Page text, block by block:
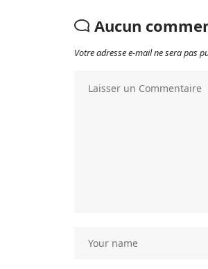
Aucun
Votre adresse e-mail ne sera pas